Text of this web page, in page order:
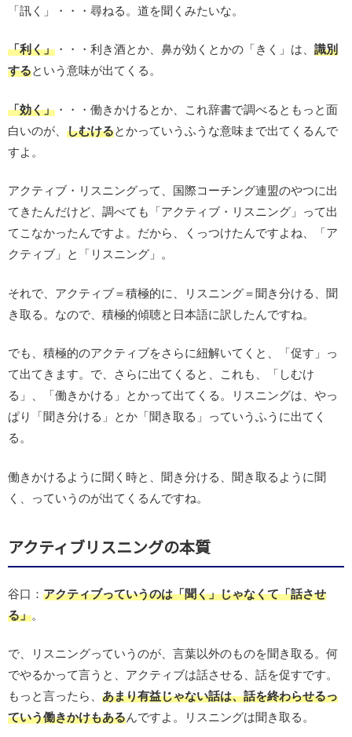
「訊く」・・・尋ねる。道を聞くみたいな。
「利く」 ・・・利き酒とか、鼻が効くとかの「きく」は、 識別
するという意味が出てくる。
「効く」 ・・・働きかけるとか、これ辞書で調べるともっと面
白いのが、 しむけるとかっていうふうな意味まで出てくるんで
すよ。
アクティブ・リスニングって、国際コーチング連盟のやつに出
てきたんだけど、調べても「アクティブ・リスニング」って出
てこなかったんですよ。だから、くっつけたんですよね、「ア
クティブ」と「リスニング」。
それで、アクティブ＝積極的に、リスニング＝聞き分ける、聞
き取る。なので、積極的傾聴と日本語に訳したんですね。
でも、積極的のアクティブをさらに紐解いてくと、「促す」っ
て出てきます。で、さらに出てくると、これも、「しむけ
る」、「働きかける」とかって出てくる。リスニングは、やっ
ぱり「聞き分ける」とか「聞き取る」っていうふうに出てく
る。
働きかけるように聞く時と、聞き分ける、聞き取るように聞
く、っていうのが出てくるんですね。
アクティブリスニングの本質
谷口： アクティブっていうのは「聞く」じゃなくて「話させ
る」。
で、リスニングっていうのが、言葉以外のものを聞き取る。何
でやるかって言うと、アクティブは話させる、話を促すです。
もっと言ったら、 あまり有益じゃない話は、話を終わらせるっ
ていう働きかけもあるんですよ。リスニングは聞き取る。